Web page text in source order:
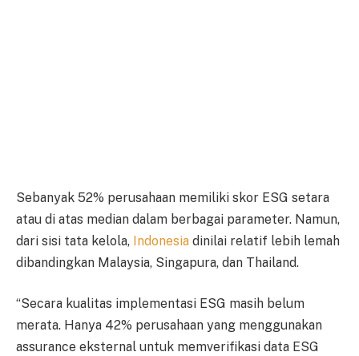
Sebanyak 52% perusahaan memiliki skor ESG setara
atau di atas median dalam berbagai parameter. Namun,
dari sisi tata kelola, Indonesia dinilai relatif lebih lemah
dibandingkan Malaysia, Singapura, dan Thailand.
“Secara kualitas implementasi ESG masih belum
merata. Hanya 42% perusahaan yang menggunakan
assurance eksternal untuk memverifikasi data ESG